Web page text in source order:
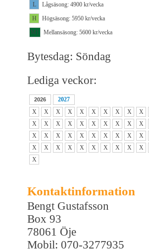
L
Lågsäsong: 4900 kr/vecka
H
Högsäsong: 5950 kr/vecka
M1
Mellansäsong: 5600 kr/vecka
Bytesdag: Söndag
Lediga veckor:
2026
2027
X
X X X X X X X X X
X
X X X X X X X X X
X
X X X X X X X X X
X
X X X X X X X X X
X
Kontaktinformation
Bengt Gustafsson
Box 93
78061 Öje
Mobil: 070-3277935